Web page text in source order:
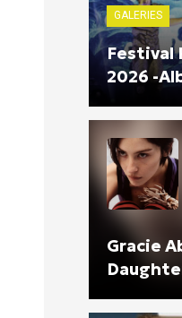
GALERIES
Festival
2026 -
Gracie